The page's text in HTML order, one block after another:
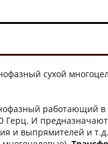
сухой
работающий
Герц. И
и выпрямителей и